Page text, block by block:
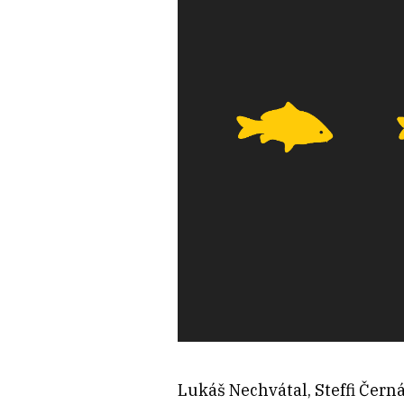
Lukáš Nechvátal, Steffi